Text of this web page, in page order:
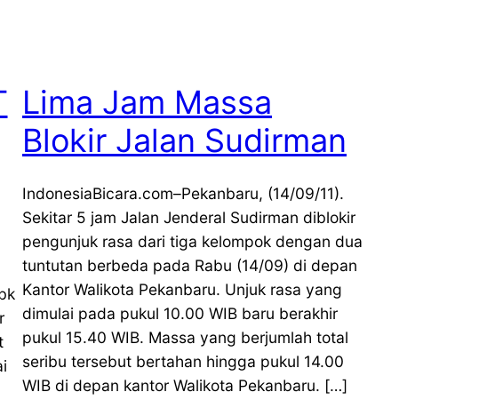
Lima Jam Massa
Blokir Jalan Sudirman
IndonesiaBicara.com–Pekanbaru, (14/09/11).
Sekitar 5 jam Jalan Jenderal Sudirman diblokir
pengunjuk rasa dari tiga kelompok dengan dua
tuntutan berbeda pada Rabu (14/09) di depan
Kantor Walikota Pekanbaru. Unjuk rasa yang
dimulai pada pukul 10.00 WIB baru berakhir
pukul 15.40 WIB. Massa yang berjumlah total
seribu tersebut bertahan hingga pukul 14.00
WIB di depan kantor Walikota Pekanbaru. […]